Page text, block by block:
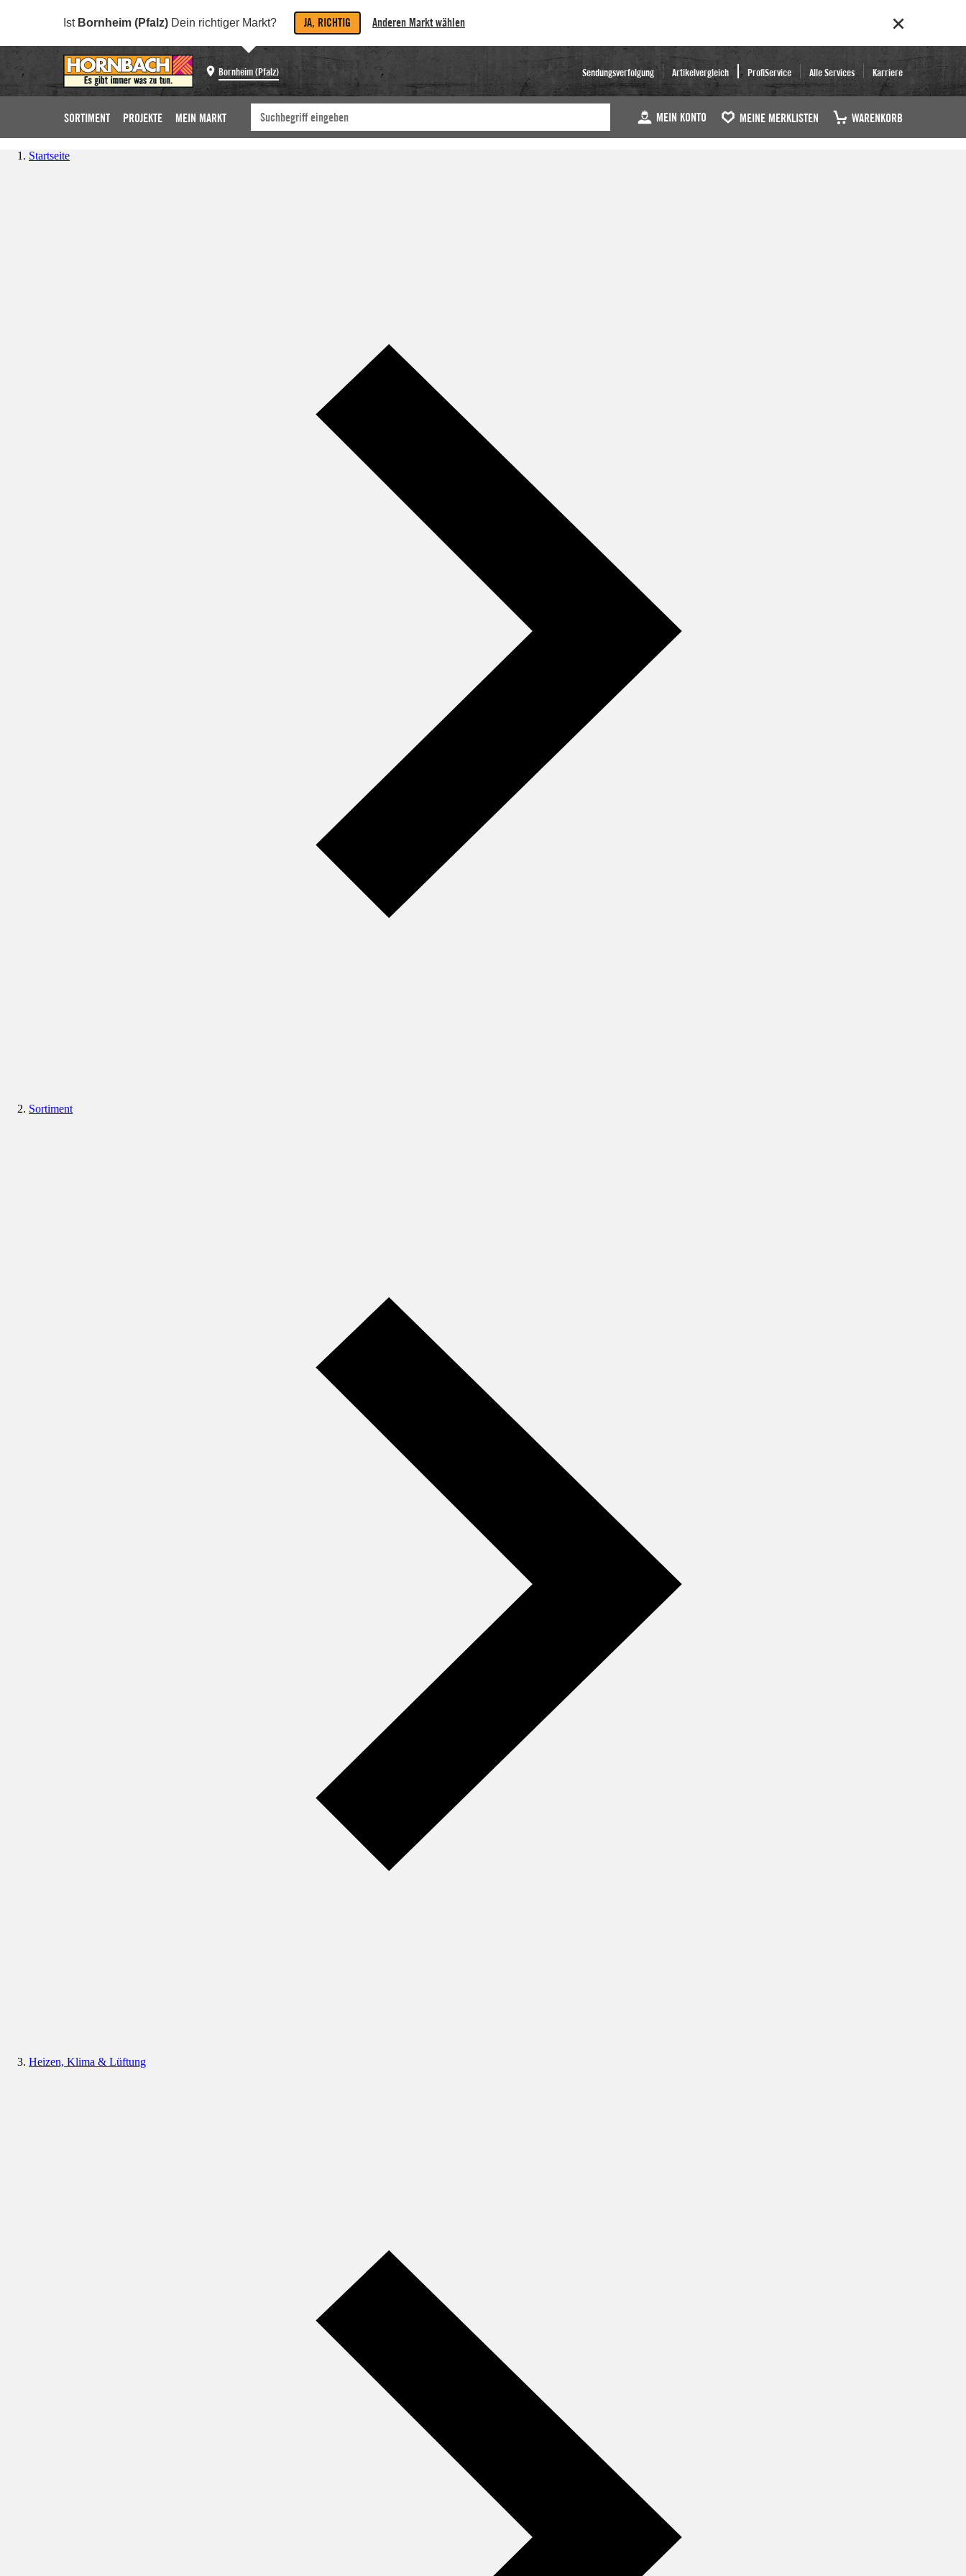
Ist Bornheim (Pfalz) Dein richtiger Markt? JA, RICHTIG Anderen Markt wählen
Bornheim (Pfalz) Sendungsverfolgung Artikelvergleich ProfiService Alle Services Karriere
SORTIMENT PROJEKTE MEIN MARKT MEIN KONTO MEINE MERKLISTEN WARENKORB
Startseite
Sortiment
Heizen, Klima & Lüftung